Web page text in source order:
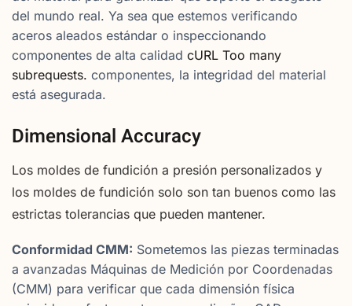
del mundo real. Ya sea que estemos verificando
aceros aleados estándar o inspeccionando
componentes de alta calidad cURL Too many
subrequests. componentes, la integridad del material
está asegurada.
Dimensional Accuracy
Los moldes de fundición a presión personalizados y
los moldes de fundición solo son tan buenos como las
estrictas tolerancias que pueden mantener.
Conformidad CMM: Sometemos las piezas terminadas
a avanzadas Máquinas de Medición por Coordenadas
(CMM) para verificar que cada dimensión física